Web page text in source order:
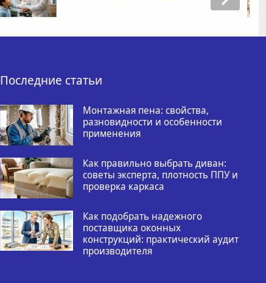
Последние статьи
Монтажная пена: свойства,
разновидности и особенности
применения
Как правильно выбрать диван:
советы эксперта, плотность ППУ и
проверка каркаса
Как подобрать надежного
поставщика оконных
конструкций: практический аудит
производителя